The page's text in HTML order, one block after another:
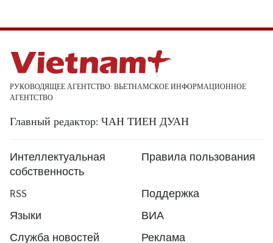
РУКОВОДЯЩЕЕ АГЕНТСТВО: ВЬЕТНАМСКОЕ ИНФОРМАЦИОННОЕ
АГЕНТСТВО
Главный редактор: ЧАН ТИЕН ДУАН
Интеллектуальная
собственность
Правила пользования
RSS
Поддержка
Языки
ВИА
Служба новостей
Реклама